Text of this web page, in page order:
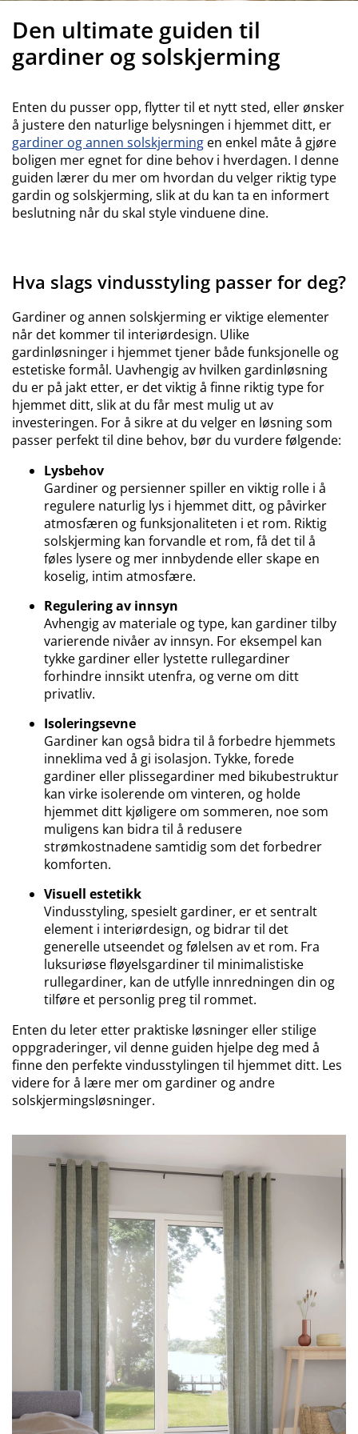
med oppbevaring
og pleie
og tilbehør
og metervarer
og stryk
Den ultimate guiden til
gardiner og solskjerming
Enten du pusser opp, flytter til et nytt sted, eller ønsker
å justere den naturlige belysningen i hjemmet ditt, er
gardiner og annen solskjerming en enkel måte å gjøre
boligen mer egnet for dine behov i hverdagen. I denne
guiden lærer du mer om hvordan du velger riktig type
gardin og solskjerming, slik at du kan ta en informert
beslutning når du skal style vinduene dine.
Hva slags vindusstyling passer for deg?
Gardiner og annen solskjerming er viktige elementer
når det kommer til interiørdesign. Ulike
gardinløsninger i hjemmet tjener både funksjonelle og
estetiske formål. Uavhengig av hvilken gardinløsning
du er på jakt etter, er det viktig å finne riktig type for
hjemmet ditt, slik at du får mest mulig ut av
investeringen. For å sikre at du velger en løsning som
passer perfekt til dine behov, bør du vurdere følgende:
Lysbehov
Gardiner og persienner spiller en viktig rolle i å
regulere naturlig lys i hjemmet ditt, og påvirker
atmosfæren og funksjonaliteten i et rom. Riktig
solskjerming kan forvandle et rom, få det til å
føles lysere og mer innbydende eller skape en
koselig, intim atmosfære.
Regulering av innsyn
Avhengig av materiale og type, kan gardiner tilby
varierende nivåer av innsyn. For eksempel kan
tykke gardiner eller lystette rullegardiner
forhindre innsikt utenfra, og verne om ditt
privatliv.
Isoleringsevne
Gardiner kan også bidra til å forbedre hjemmets
inneklima ved å gi isolasjon. Tykke, forede
gardiner eller plissegardiner med bikubestruktur
kan virke isolerende om vinteren, og holde
hjemmet ditt kjøligere om sommeren, noe som
muligens kan bidra til å redusere
strømkostnadene samtidig som det forbedrer
komforten.
Visuell estetikk
Vindusstyling, spesielt gardiner, er et sentralt
element i interiørdesign, og bidrar til det
generelle utseendet og følelsen av et rom. Fra
luksuriøse fløyelsgardiner til minimalistiske
rullegardiner, kan de utfylle innredningen din og
tilføre et personlig preg til rommet.
Enten du leter etter praktiske løsninger eller stilige
oppgraderinger, vil denne guiden hjelpe deg med å
finne den perfekte vindusstylingen til hjemmet ditt. Les
videre for å lære mer om gardiner og andre
solskjermingsløsninger.